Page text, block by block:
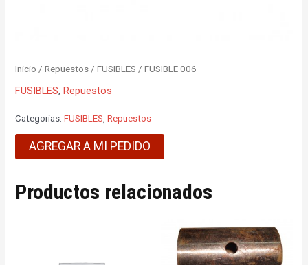
Inicio /Repuestos /FUSIBLES / FUSIBLE 006
FUSIBLES,Repuestos
Categorías:FUSIBLES,Repuestos
AGREGAR A MI PEDIDO
Productos relacionados